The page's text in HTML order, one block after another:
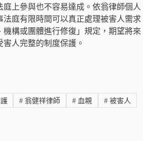
上參與也不容易達成。依翁律師個人
庭有限時間可以真正處理被害人需求
構或團體進行修復」規定，期望將來
人完整的制度保護。
# 翁健祥律師 # 血親 #被害人